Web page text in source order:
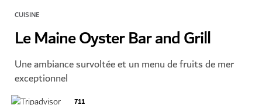
CUISINE
Le Maine Oyster Bar and Grill
Une ambiance survoltée et un menu de fruits de mer
exceptionnel
711